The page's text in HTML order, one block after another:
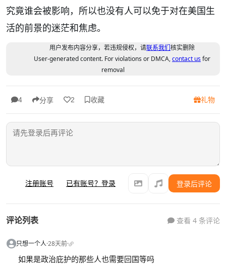
究竟谁会被影响，所以也没有人可以免于对在美国生
活的前景的迷茫和焦虑。
用户发布内容分享，若违规侵权，请联系我们核实删除
User-generated content. For violations or DMCA,contact usfor
removal
4 分享 2 收藏 礼物
注册账号 已有账号？登录 登录后评论
评论列表 查看 4 条评论
只想一个人·28天前·
如果是政治庇护的那些人也需要回国等吗